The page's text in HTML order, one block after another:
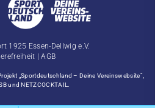
1925 Essen-Dellwig e.V.
|AGB
„Sportdeutschland – Deine Vereinswebsite”,
und NETZCOCKTAIL.